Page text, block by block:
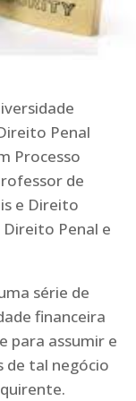
Penal
Processo
de
e Direito
Direito Penal e
série de
financeira
para assumir e
de tal negócio